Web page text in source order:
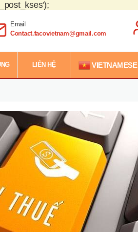
Email
Contact.facovietnam@gmail.com
LIÊN HỆ VIETNAMESE